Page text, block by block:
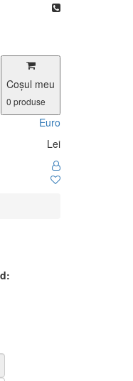
Coşul meu
0 produse
Euro
Lei